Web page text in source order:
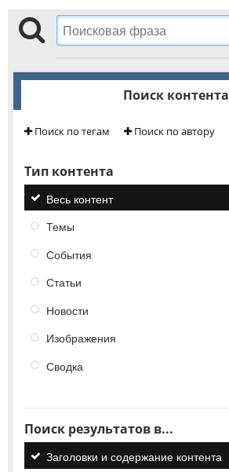
Поиск контента
Поиск по тегам Поиск по автору
Тип контента
Весь контент
Темы
События
Статьи
Новости
Изображения
Сводка
Поиск результатов в...
Заголовки и содержание контента